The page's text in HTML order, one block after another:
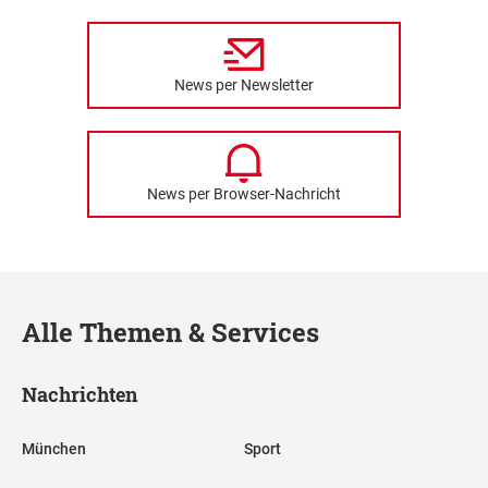
News per Newsletter
News per Browser-Nachricht
Alle Themen & Services
Nachrichten
München Sport